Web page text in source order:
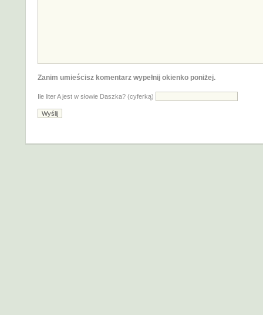
Zanim umieścisz komentarz wypełnij okienko poniżej.
Ile liter A jest w słowie Daszka? (cyferką)